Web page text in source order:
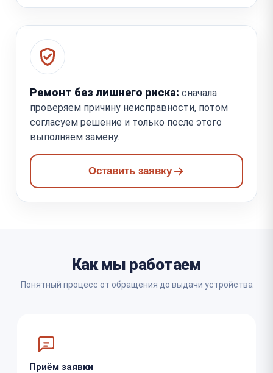
Ремонт без лишнего риска: сначала
проверяем причину неисправности, потом
согласуем решение и только после этого
выполняем замену.
Оставить заявку
Как мы работаем
Понятный процесс от обращения до выдачи устройства
Приём заявки